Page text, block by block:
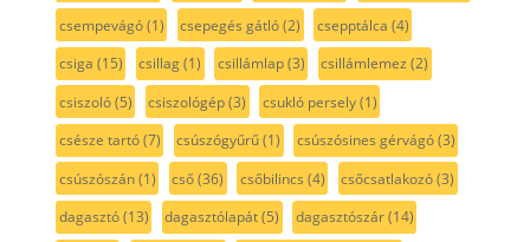
csempevágó(1) csepegés gátló(2) csepptálca (4)
csiga (15) csillag(1) csillámlap(3) csillámlemez (2)
csiszoló(5) csiszológép(3) csukló persely(1)
csésze tartó(7) csúszógyűrű(1) csúszósines gérvágó(3)
csúszószán(1) cső(36) csőbilincs (4) csőcsatlakozó(3)
dagasztó(13) dagasztólapát(5) dagasztószár(14)